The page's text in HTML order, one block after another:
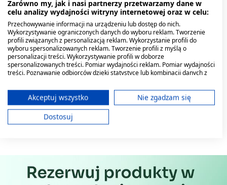
37,89 zł 23,99 zł
Zarówno my, jak i nasi partnerzy przetwarzamy dane w
celu analizy wydajności witryny internetowej oraz w celu:
Przechowywanie informacji na urządzeniu lub dostęp do nich.
Wykorzystywanie ograniczonych danych do wyboru reklam. Tworzenie
profili związanych z personalizacją reklam. Wykorzystanie profili do
wyboru spersonalizowanych reklam. Tworzenie profili z myślą o
personalizacji treści. Wykorzystywanie profili w doborze
spersonalizowanych treści. Pomiar wydajności reklam. Pomiar wydajności
treści. Poznawanie odbiorców dzięki statystyce lub kombinacji danych z
ograniczonych danych do wyboru treści.
Dane mogą być udostępniane poza Unię Europejską i wysyłane do USA.
Twoja zgoda i polityka cookie dotyczą wyłącznie tej witryny/aplikacji.
Wyświetl listę partnerów (11 dostawców IAB)
lub dostęp do nich
Akceptuj wszystko
Nie zgadzam się
Dostosuj